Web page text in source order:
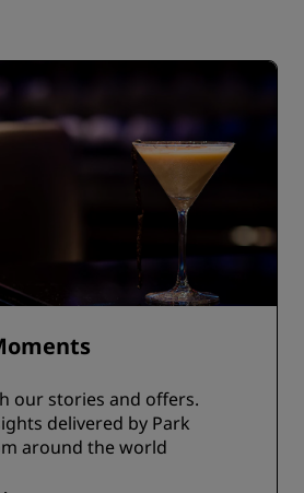
our stories and offers.
delivered by Park
around the world